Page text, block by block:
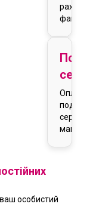
рахунку-
фактури
Оплата
магазину
особистий